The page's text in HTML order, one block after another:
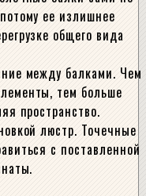
ее излишнее
общего вида
между балками. Чем
тем больше
пространство.
люстр. Точечные
с поставленной